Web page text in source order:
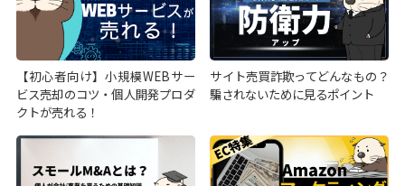
【初心者向け】小規模WEBサー
ビス売却のコツ・個人開発プロダ
クトが売れる！
サイト売買詐欺ってどんなもの？
騙されないために見るポイント